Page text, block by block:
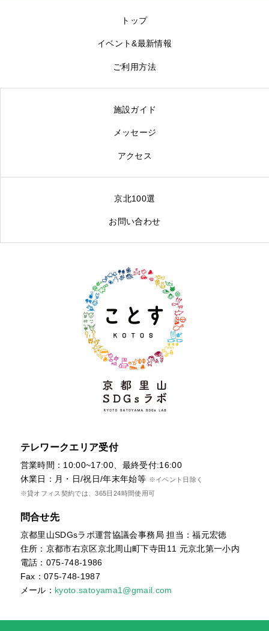
トップ
イベント&最新情報
ご利用方法
施設ガイド
メッセージ
アクセス
京北100選
お問い合わせ
テレワークエリア受付
営業時間：10:00~17:00、最終受付:16:00
休業日：月・日/祝日/年末年始等 ※イベント日除く
※貸オフィス契約では、365日24時間使用可
問合せ先
京都里山SDGsラボ運営協議会事務局 担当：福元宏徳
住所：京都市右京区京北周山町下寺田11 元京北第一小内
電話：075-748-1986
Fax：075-748-1987
メール： kyoto.satoyama1@gmail.com